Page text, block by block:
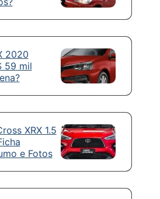
2020
59 mil
XRX 1.5
e Fotos